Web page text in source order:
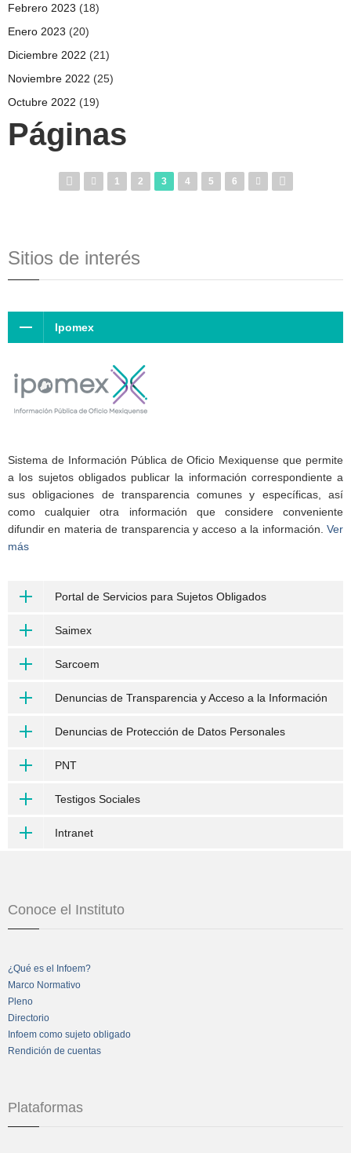
Febrero 2023 (18)
Enero 2023 (20)
Diciembre 2022 (21)
Noviembre 2022 (25)
Octubre 2022 (19)
Páginas
1 2 3 4 5 6
Sitios de interés
Ipomex
Sistema de Información Pública de Oficio Mexiquense que permite
a los sujetos obligados publicar la información correspondiente a
sus obligaciones de transparencia comunes y específicas, así
como cualquier otra información que considere conveniente
difundir en materia de transparencia y acceso a la información. Ver
más
Portal de Servicios para Sujetos Obligados
Saimex
Sarcoem
Denuncias de Transparencia y Acceso a la Información
Denuncias de Protección de Datos Personales
PNT
Testigos Sociales
Intranet
Conoce el Instituto
¿Qué es el Infoem?
Marco Normativo
Pleno
Directorio
Infoem como sujeto obligado
Rendición de cuentas
Plataformas